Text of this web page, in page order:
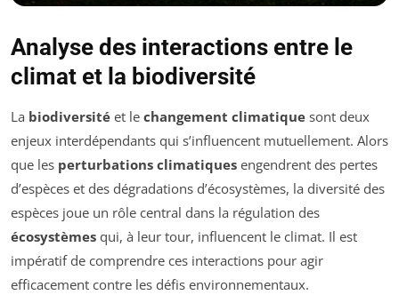
Analyse des interactions entre le
climat et la biodiversité
La biodiversité et le changement climatique sont deux
enjeux interdépendants qui s’influencent mutuellement. Alors
que les perturbations climatiques engendrent des pertes
d’espèces et des dégradations d’écosystèmes, la diversité des
espèces joue un rôle central dans la régulation des
écosystèmes qui, à leur tour, influencent le climat. Il est
impératif de comprendre ces interactions pour agir
efficacement contre les défis environnementaux.